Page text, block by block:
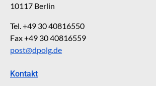
10117 Berlin
Tel. +49 30 40816550
Fax +49 30 40816559
post@dpolg.de
Kontakt